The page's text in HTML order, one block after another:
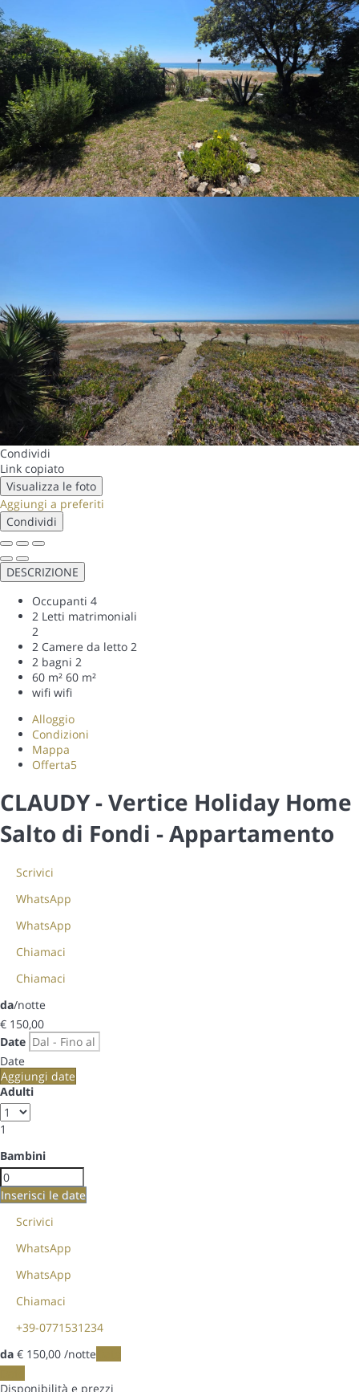
Condividi
Link copiato
Visualizza le foto
Aggiungi a preferiti
Condividi
DESCRIZIONE
Occupanti 4
2 Letti matrimoniali
2
2 Camere da letto 2
2 bagni 2
60 m² 60 m²
wifi wifi
Alloggio
Condizioni
Mappa
Offerta5
CLAUDY - Vertice Holiday Home
Salto di Fondi -Appartamento
Scrivici
WhatsApp
WhatsApp
Chiamaci
Chiamaci
da/notte
€ 150,00
Date
Date
Aggiungi date
Adulti
1
Bambini
Inserisci le date
Scrivici
WhatsApp
WhatsApp
Chiamaci
+39-0771531234
da € 150,00 /notte
Disponibilità e prezzi